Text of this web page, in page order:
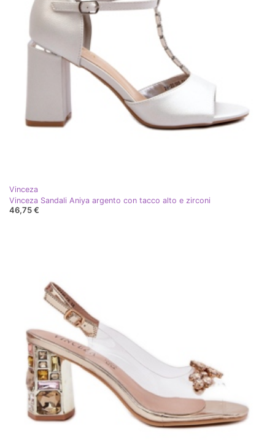
Vinceza
Vinceza Sandali Aniya argento con tacco alto e zirconi
46,75 €